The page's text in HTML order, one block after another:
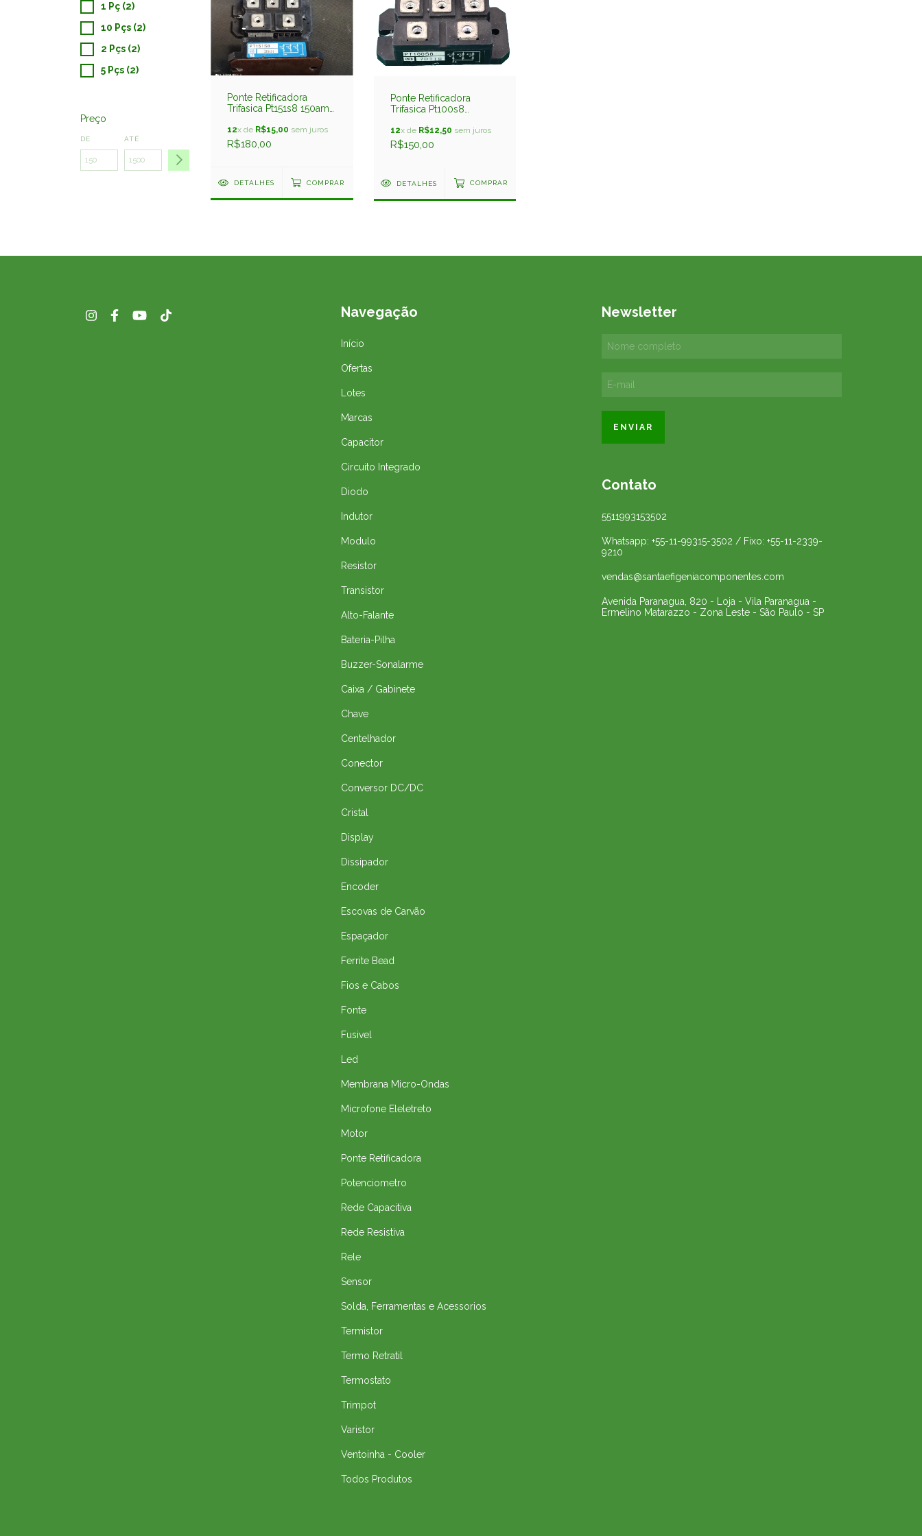
1 Pç (2)
10 Pçs (2)
2 Pçs (2)
5 Pçs (2)
Preço
DE ATÉ
Ponte Retificadora
Trifasica Pt151s8 150amp
12x de R$15,00 sem juros
R$180,00
DETALHES COMPRAR
Ponte Retificadora
Trifasica Pt100s8
12x de R$12,50 sem juros
R$150,00
DETALHES COMPRAR
Navegação
Início
Ofertas
Lotes
Marcas
Capacitor
Circuito Integrado
Diodo
Indutor
Modulo
Resistor
Transistor
Alto-Falante
Bateria-Pilha
Buzzer-Sonalarme
Caixa / Gabinete
Chave
Centelhador
Conector
Conversor DC/DC
Cristal
Display
Dissipador
Encoder
Escovas de Carvão
Espaçador
Ferrite Bead
Fios e Cabos
Fonte
Fusivel
Led
Membrana Micro-Ondas
Microfone Eleletreto
Motor
Ponte Retificadora
Potenciometro
Rede Capacitiva
Rede Resistiva
Rele
Sensor
Solda, Ferramentas e Acessorios
Termistor
Termo Retratil
Termostato
Trimpot
Varistor
Ventoinha - Cooler
Todos Produtos
Newsletter
Contato
5511993153502
Whatsapp: +55-11-99315-3502 / Fixo: +55-11-2339-
9210
vendas@santaefigeniacomponentes.com
Avenida Paranagua, 820 - Loja - Vila Paranagua -
Ermelino Matarazzo - Zona Leste - São Paulo - SP